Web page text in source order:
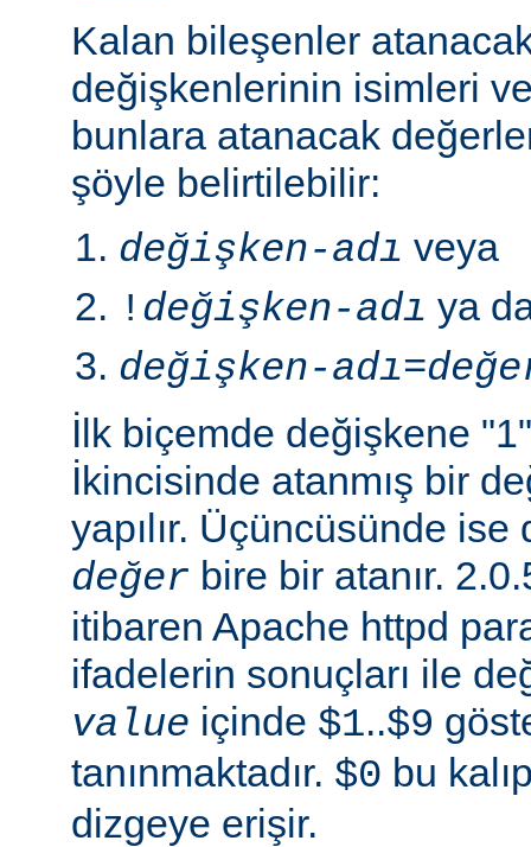
Kalan bileşenler
değişkenlerinin isimleri
bunlara atanacak
şöyle belirtilebilir:
değişken-adı veya
! değişken-adı ya
değişken-adı=
İlk biçemde değişkene
İkincisinde atanmış bir
yapılır. Üçüncüsünde
değer bire bir atanır.
itibaren Apache httpd
ifadelerin sonuçları ile
value içinde $1..$9
tanınmaktadır. $0 bu
dizgeye erişir.